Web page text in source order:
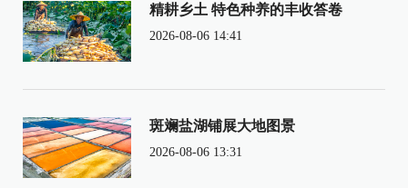
精耕乡土 特色种养的丰收答卷
2026-08-06 14:41
斑斓盐湖铺展大地图景
2026-08-06 13:31